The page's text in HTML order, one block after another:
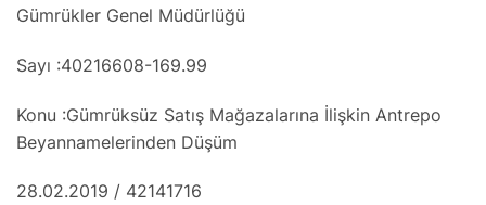
Gümrükler Genel Müdürlüğü
Sayı :40216608-169.99
Konu :Gümrüksüz Satış Mağazalarına İlişkin Antrepo
Beyannamelerinden Düşüm
28.02.2019 / 42141716